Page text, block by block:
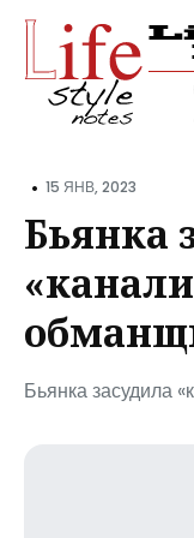
Поиск
• 15 ЯНВ, 2023
Бьянка
Бьянка засудила